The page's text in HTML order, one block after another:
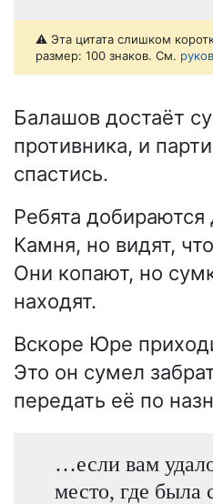
⚠️ Эта цитата слишком
размер: 100 знаков. См.
Балашов достаёт
противника, и
спастись.
Ребята добираются
Камня, но видят,
Они копают, но
находят.
Вскоре Юре
Это он сумел
передать её по
…если вам
место, где была